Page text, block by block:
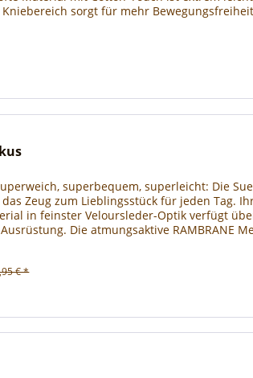
sorgt für mehr
superbequem, superleicht: Die
Zeug zum Lieblingsstück für jeden Tag.
in feinster Veloursleder-Optik verfügt
Die atmungsaktive RAMBRANE
€ *